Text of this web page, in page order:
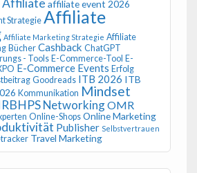
Affiliate affiliate event 2026
Strategie Affiliate
Affiliate Marketing Strategie Affiliate
Bücher Cashback ChatGPT
- Tools E-Commerce-Tool E-
E-Commerce Events Erfolg
Goodreads ITB 2026 ITB
Kommunikation Mindset
NetworkingOMR
Online-Shops Online Marketing
Publisher Selbstvertrauen
Travel Marketing